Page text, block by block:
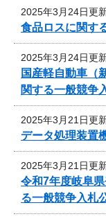
2025年3月24日更
食品ロスに関す
2025年3月24日更
国産軽自動車（
関する一般競争
2025年3月21日更
データ処理装置
2025年3月21日更
令和7年度岐阜
る一般競争入札